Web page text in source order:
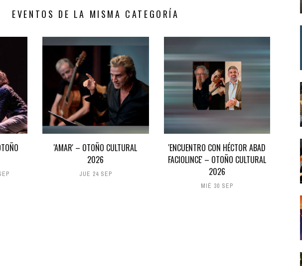
EVENTOS DE LA MISMA CATEGORÍA
'AMAR' – OTOÑO CULTURAL
2026
JUE 24 SEP
'ENCUENTRO CON HÉCTOR ABAD
FACIOLINCE' – OTOÑO CULTURAL
2026
MIÉ 30 SEP